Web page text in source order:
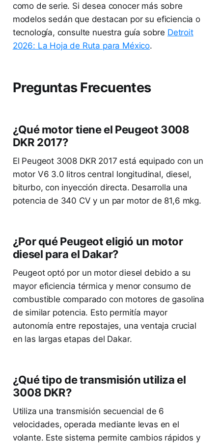
como de serie. Si desea conocer más sobre
modelos sedán que destacan por su eficiencia o
tecnología, consulte nuestra guía sobre Detroit
2026: La Hoja de Ruta para México.
Preguntas Frecuentes
¿Qué motor tiene el Peugeot 3008
DKR 2017?
El Peugeot 3008 DKR 2017 está equipado con un
motor V6 3.0 litros central longitudinal, diesel,
biturbo, con inyección directa. Desarrolla una
potencia de 340 CV y un par motor de 81,6 mkg.
¿Por qué Peugeot eligió un motor
diesel para el Dakar?
Peugeot optó por un motor diesel debido a su
mayor eficiencia térmica y menor consumo de
combustible comparado con motores de gasolina
de similar potencia. Esto permitía mayor
autonomía entre repostajes, una ventaja crucial
en las largas etapas del Dakar.
¿Qué tipo de transmisión utiliza el
3008 DKR?
Utiliza una transmisión secuencial de 6
velocidades, operada mediante levas en el
volante. Este sistema permite cambios rápidos y